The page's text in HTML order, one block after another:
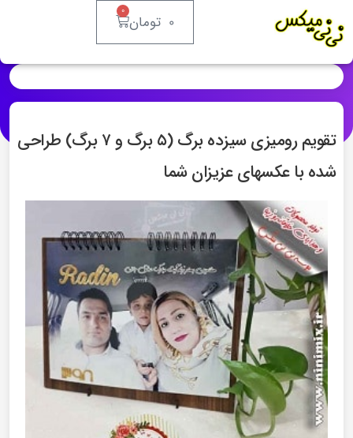
0 تومان 0
تقویم رومیزی سیزده برگ (۵ برگ و ۷ برگ) طراحی
شده با عکسهای عزیزان شما